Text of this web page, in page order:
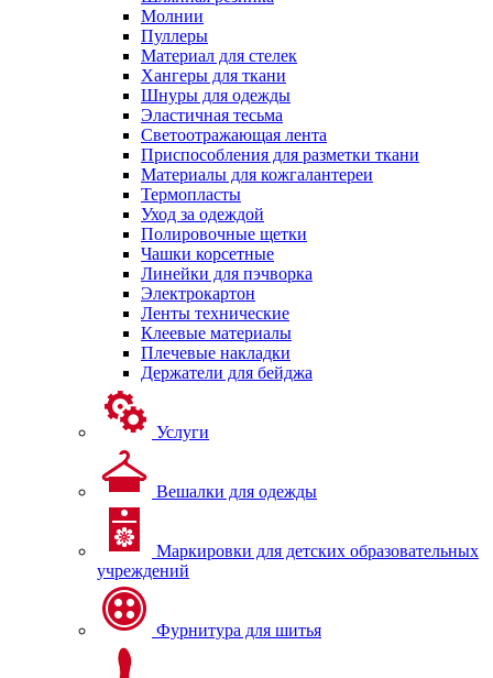
Молнии
Пуллеры
Материал для стелек
Хангеры для ткани
Шнуры для одежды
Эластичная тесьма
Светоотражающая лента
Приспособления для разметки ткани
Материалы для кожгалантереи
Термопласты
Уход за одеждой
Полировочные щетки
Чашки корсетные
Линейки для пэчворка
Электрокартон
Ленты технические
Клеевые материалы
Плечевые накладки
Держатели для бейджа
Услуги
Вешалки для одежды
Маркировки для детских образовательных
учреждений
Фурнитура для шитья